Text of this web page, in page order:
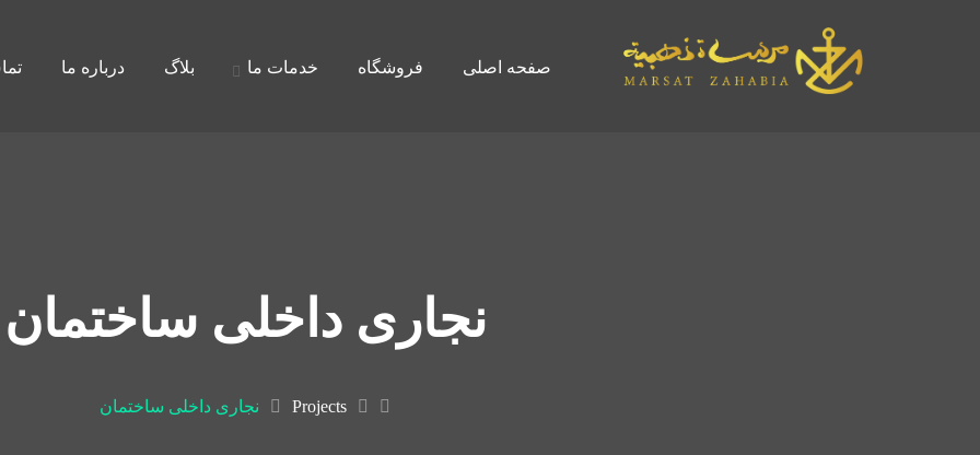
صفحه اصلی فروشگاه خدمات ما بلاگ درباره ما
نجاری داخلی ساختمان
Projects نجاری داخلی ساختمان